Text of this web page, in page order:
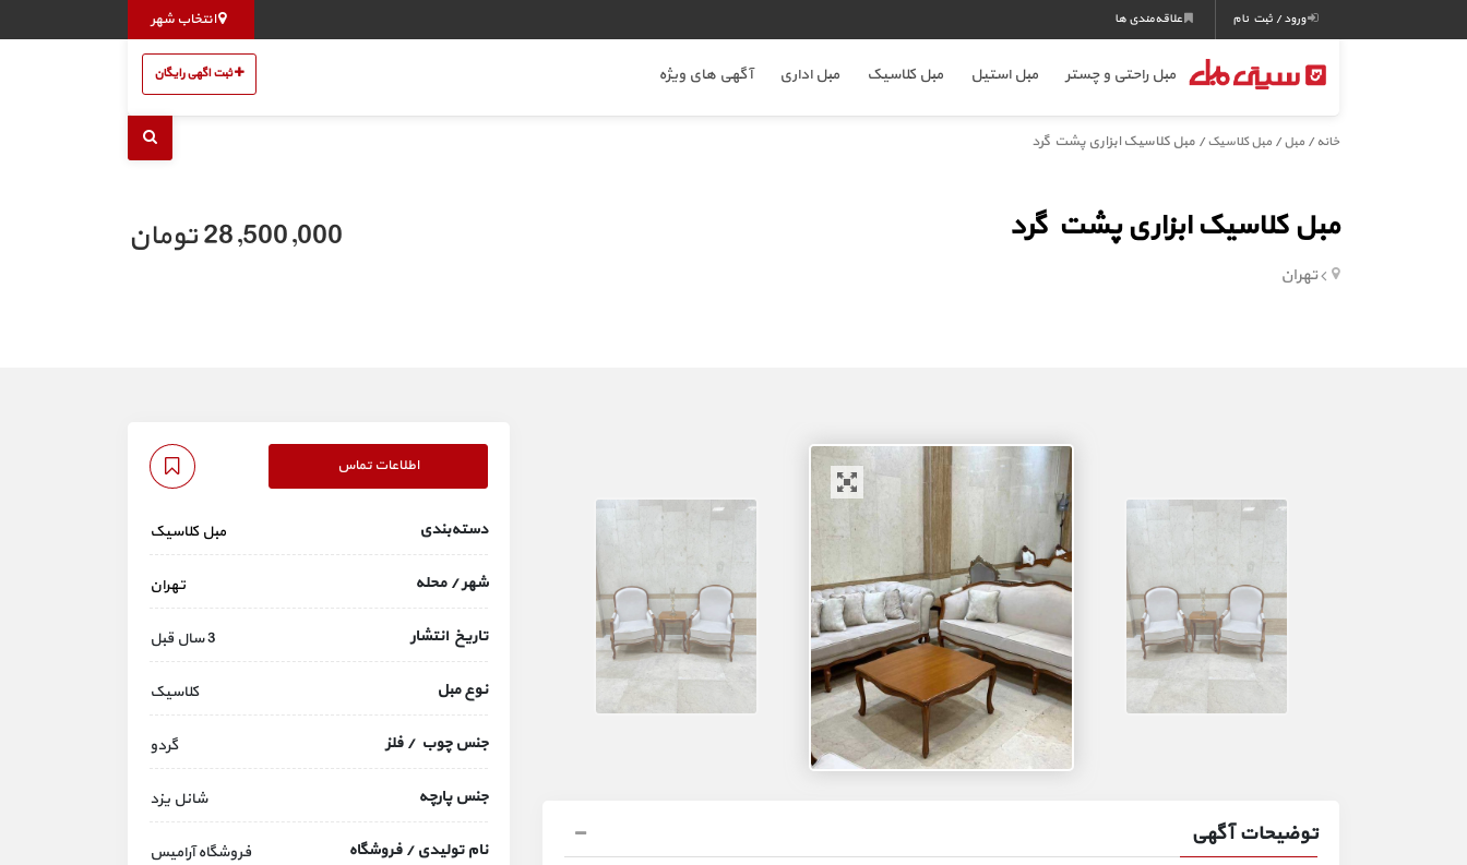
انتخاب شهر ورود / ثبت نام علاقه‌مندی ها
مبل راحتی و چستر مبل استیل مبل کلاسیک مبل اداری آگهی های ویژه ثبت اگهی رایگان
خانه / مبل/ مبل کلاسیک/ مبل کلاسیک ابزاری پشت گرد
مبل کلاسیک ابزاری پشت گرد
تهران
28,500,000 تومان
توضیحات آگهی
اطلاعات تماس
دسته‌بندی مبل کلاسیک
شهر / محله تهران
تاریخ انتشار 3 سال قبل
نوع مبل کلاسیک
جنس چوب / فلز گردو
جنس پارچه شانل یزد
نام تولیدی / فروشگاه فروشگاه آرامیس